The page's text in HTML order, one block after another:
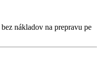
nákladov na prepravu pe